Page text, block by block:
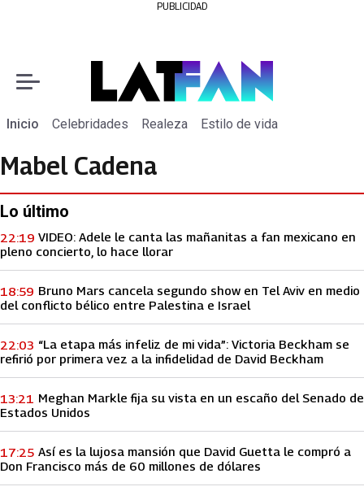
PUBLICIDAD
Inicio Celebridades Realeza Estilo de vida
Mabel Cadena
Lo último
VIDEO: Adele le canta las mañanitas a fan mexicano en
pleno concierto, lo hace llorar
22:19
Bruno Mars cancela segundo show en Tel Aviv en medio
del conflicto bélico entre Palestina e Israel
18:59
“La etapa más infeliz de mi vida”: Victoria Beckham se
refirió por primera vez a la infidelidad de David Beckham
22:03
Meghan Markle fija su vista en un escaño del Senado de
Estados Unidos
13:21
Así es la lujosa mansión que David Guetta le compró a
Don Francisco más de 60 millones de dólares
17:25